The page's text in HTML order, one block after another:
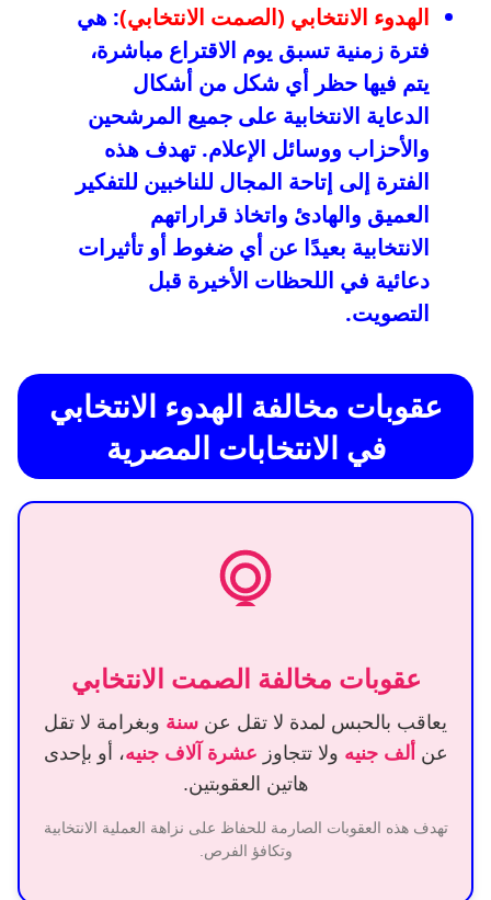
الهدوء الانتخابي (الصمت الانتخابي): هي
فترة زمنية تسبق يوم الاقتراع مباشرة،
يتم فيها حظر أي شكل من أشكال
الدعاية الانتخابية على جميع المرشحين
والأحزاب ووسائل الإعلام. تهدف هذه
الفترة إلى إتاحة المجال للناخبين للتفكير
العميق والهادئ واتخاذ قراراتهم
الانتخابية بعيدًا عن أي ضغوط أو تأثيرات
دعائية في اللحظات الأخيرة قبل
التصويت.
عقوبات مخالفة الهدوء الانتخابي
في الانتخابات المصرية
عقوبات مخالفة الصمت الانتخابي
يعاقب بالحبس لمدة لا تقل عن سنة وبغرامة لا تقل
عن ألف جنيه ولا تتجاوز عشرة آلاف جنيه، أو بإحدى
هاتين العقوبتين.
تهدف هذه العقوبات الصارمة للحفاظ على نزاهة العملية الانتخابية
وتكافؤ الفرص.